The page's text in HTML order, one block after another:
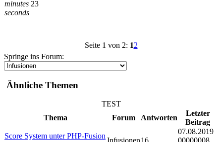
minutes 23
seconds
Seite 1 von 2: 12
Springe ins Forum:
Ähnliche Themen
TEST
Thema
Forum Antworten
Letzter
Beitrag
Score System unter PHP-Fusion
07.08.2019